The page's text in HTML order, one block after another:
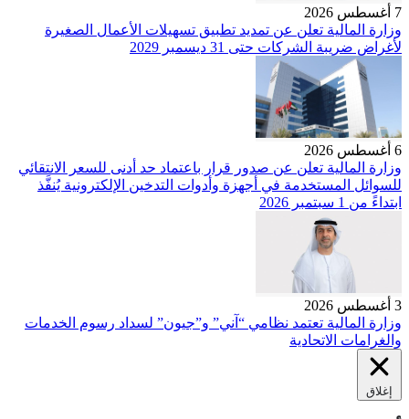
7 أغسطس 2026
وزارة المالية تعلن عن تمديد تطبيق تسهيلات الأعمال الصغيرة
لأغراض ضريبة الشركات حتى 31 ديسمبر 2029
6 أغسطس 2026
وزارة المالية تعلن عن صدور قرار باعتماد حد أدنى للسعر الانتقائي
للسوائل المستخدمة في أجهزة وأدوات التدخين الإلكترونية يُنفَّذ
ابتداءً من 1 سبتمبر 2026
3 أغسطس 2026
وزارة المالية تعتمد نظامي “آني” و”جيون” لسداد رسوم الخدمات
والغرامات الاتحادية
إغلاق